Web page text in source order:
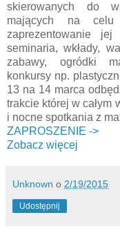
skierowanych do
mających na celu
zaprezentowanie
seminaria, wkłady,
zabawy, ogródki
konkursy np.
13 na 14 marca
trakcie której w całym
i nocne spotkania z
ZAPROSZENIE ->
Zobacz więcej
Unknown o 2/19/2015
Udostępnij